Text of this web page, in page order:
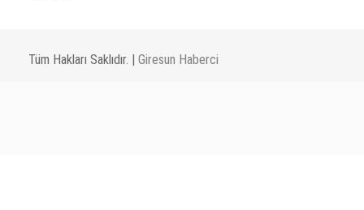
Tüm Hakları Saklıdır. | Giresun Haberci